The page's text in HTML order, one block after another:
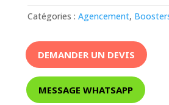
Catégories : Agencement,
DEMANDER UN DEVIS
MESSAGE WHATSAPP